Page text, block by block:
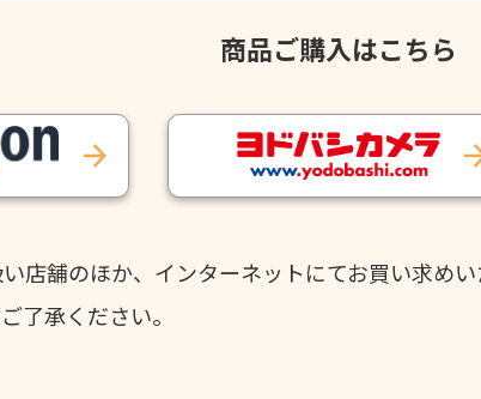
商品ご購入はこちら
店舗のほか、インターネットにてお買い求め
了承ください。